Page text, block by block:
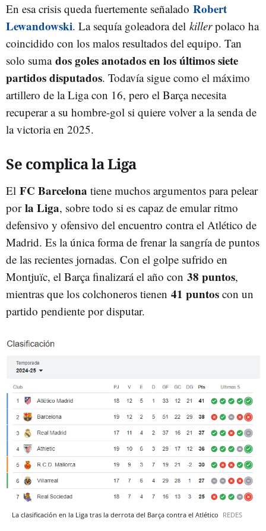
En esa crisis queda fuertemente señalado Robert
Lewandowski. La sequía goleadora del killerpolaco ha
coincidido con los malos resultados del equipo. Tan
solo suma dos goles anotados en los últimos siete
partidos disputados. Todavía sigue como el máximo
artillero de la Liga con 16, pero el Barça necesita
recuperar a su hombre-gol si quiere volver a la senda de
la victoria en 2025.
Se complica la Liga
El FC Barcelona tiene muchos argumentos para pelear
por la Liga, sobre todo si es capaz de emular ritmo
defensivo y ofensivo del encuentro contra el Atlético de
Madrid. Es la única forma de frenar la sangría de puntos
de las recientes jornadas. Con el golpe sufrido en
Montjuïc, el Barça finalizará el año con 38 puntos,
mientras que los colchoneros tienen 41 puntos con un
partido pendiente por disputar.
La clasificación en la Liga tras la derrota del Barça contra el Atlético REDES